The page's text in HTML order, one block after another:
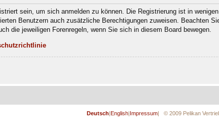
sein, um sich anmelden zu können. Die Registrierung ist in
Benutzern auch zusätzliche Berechtigungen zuweisen. Beachten
die jeweiligen Forenregeln, wenn Sie sich in diesem Board bewegen.
Deutsch English Impressum | © 2009 Pelikan